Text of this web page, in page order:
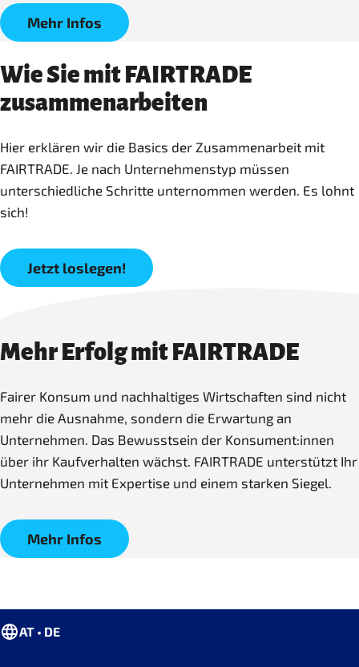
Mehr Infos
Wie Sie mit FAIRTRADE
zusammenarbeiten
Hier erklären wir die Basics der Zusammenarbeit mit
FAIRTRADE. Je nach Unternehmenstyp müssen
unterschiedliche Schritte unternommen werden. Es lohnt
sich!
Jetzt loslegen!
Mehr Erfolg mit FAIRTRADE
Fairer Konsum und nachhaltiges Wirtschaften sind nicht
mehr die Ausnahme, sondern die Erwartung an
Unternehmen. Das Bewusstsein der Konsument:innen
über ihr Kaufverhalten wächst. FAIRTRADE unterstützt Ihr
Unternehmen mit Expertise und einem starken Siegel.
Mehr Infos
AT • DE